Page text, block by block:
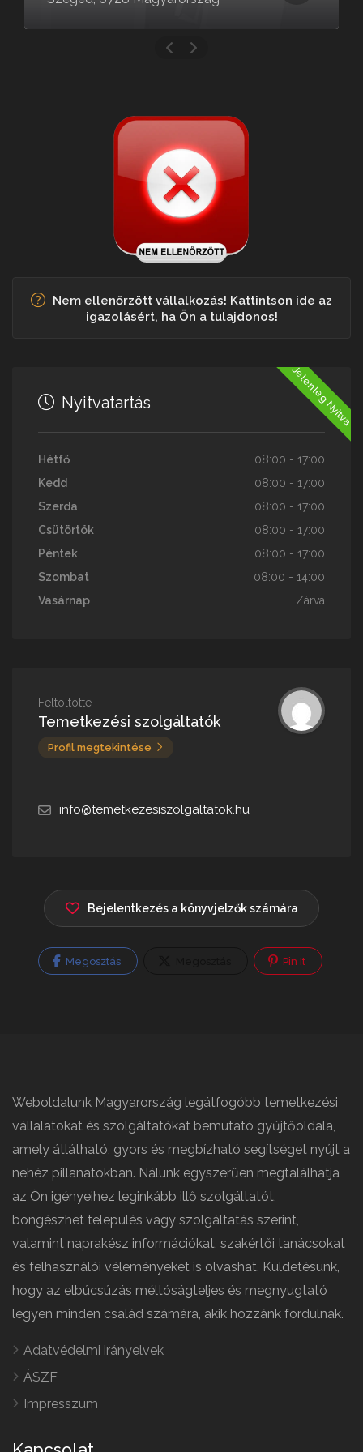
Nem ellenőrzött vállalkozás! Kattintson ide az
igazolásért, ha Ön a tulajdonos!
Jelenleg Nyitva
Nyitvatartás
Hétfő
08:00 - 17:00
Kedd
08:00 - 17:00
Szerda
08:00 - 17:00
Csütörtök
08:00 - 17:00
Péntek
08:00 - 17:00
Szombat
08:00 - 14:00
Vasárnap
Zárva
Feltöltötte
Temetkezési szolgáltatók
Profil megtekintése
info@temetkezesiszolgaltatok.hu
Bejelentkezés a könyvjelzők számára
Megosztás Pin It
Weboldalunk Magyarország legátfogóbb temetkezési
vállalatokat és szolgáltatókat bemutató gyűjtőoldala,
amely átlátható, gyors és megbízható segítséget nyújt a
nehéz pillanatokban. Nálunk egyszerűen megtalálhatja
az Ön igényeihez leginkább illő szolgáltatót,
böngészhet település vagy szolgáltatás szerint,
valamint naprakész információkat, szakértői tanácsokat
és felhasználói véleményeket is olvashat. Küldetésünk,
hogy az elbúcsúzás méltóságteljes és megnyugtató
legyen minden család számára, akik hozzánk fordulnak.
Adatvédelmi irányelvek
ÁSZF
Impresszum